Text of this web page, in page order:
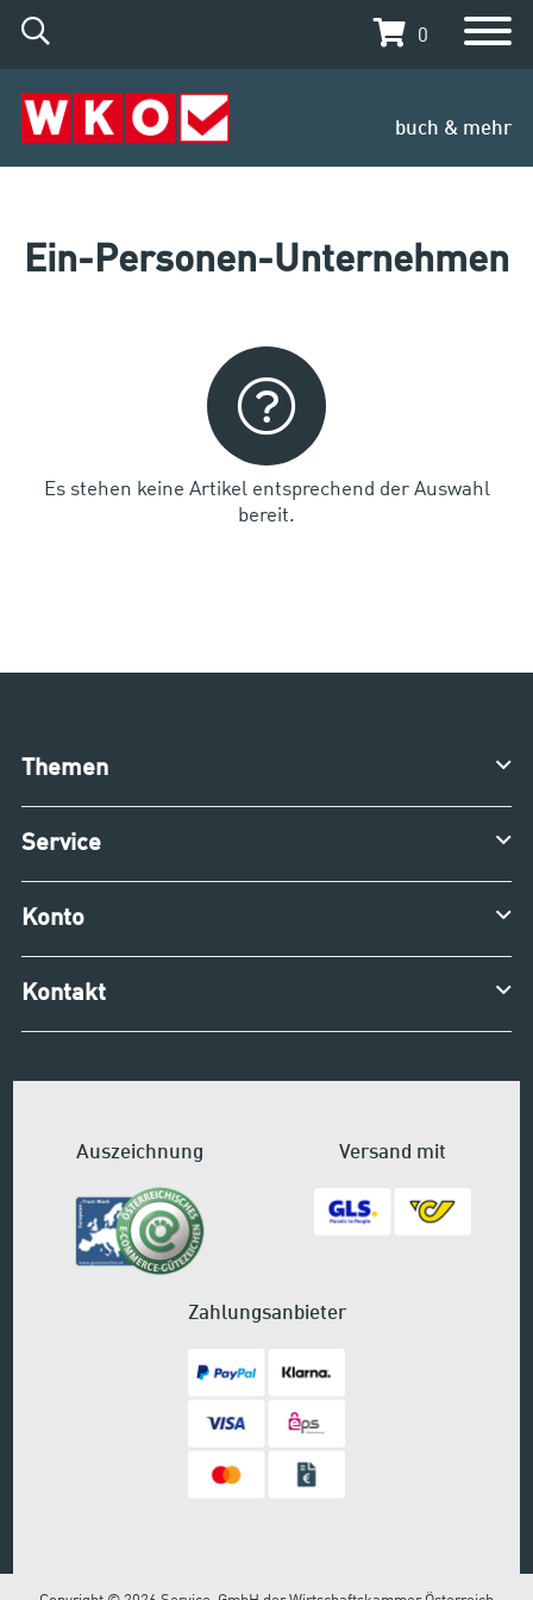
0
buch & mehr
Ein-Personen-Unternehmen
Es stehen keine Artikel entsprechend der Auswahl
bereit.
Themen
Service
Konto
Kontakt
Auszeichnung Versand mit
Zahlungsanbieter